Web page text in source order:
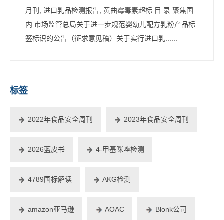
月刊, 进口乳品检测报告, 黄曲霉毒素超标 目 录 聚焦国
内 市场监管总局关于进一步规范婴幼儿配方乳粉产品标
签标识的公告（征求意见稿）关于实行进口乳......
标签
2022年食品安全周刊 2023年食品安全周刊
2026蓝皮书 4-甲基咪唑检测
4789国标解读 AKG检测
amazon亚马逊 AOAC Blonk公司